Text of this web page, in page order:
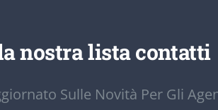
nostra lista contatti
Sulle Novità Per Gli